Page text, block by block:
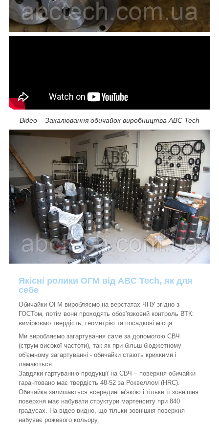
Відео – Закалювання обичайок виробництва ABC Tech
Якісні ролики ОГМ від ABC Tech, як для
себе
Обичайки ОГМ виробляємо на верстатах ЧПУ згідно з
ГОСТом, потім вони проходять обов'язковий контроль ВТК:
вимірюємо твердість, геометрію та посадкові місця.
Ми виробляємо загартування саме за допомогою СВЧ
(струм високої частоти), так як при більш бюджетному
об'ємному загартуванні - обичайки стають крихкими і
ламаються.
Завдяки гартуванню продукції на СВЧ – поверхня обичайки
гарантовано має твердість 48-52 за Роквеллом (HRC).
Обичайка залишається всередині м'якою і тільки її зовнішня
поверхня має набувати структури мартенситу при 840
градусах. На відео видно, що тільки зовнішня поверхня
набуває рожевого кольору.